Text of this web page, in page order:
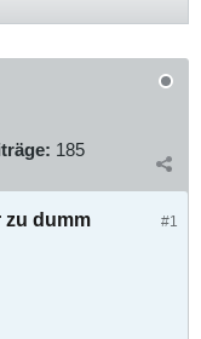
185
#1
zu dumm